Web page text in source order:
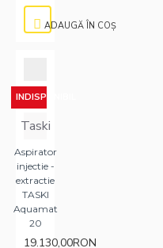
ADAUGĂ ÎN COŞ
INDISPONIBIL
Taski
Aspirator
injectie -
extractie
TASKI
Aquamat
20
19.130,00RON